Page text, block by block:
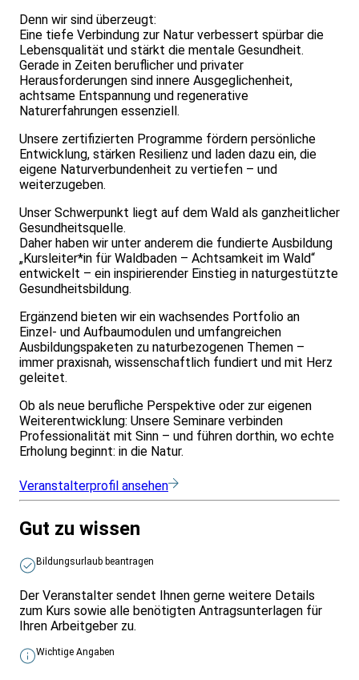
Denn wir sind überzeugt:
Eine tiefe Verbindung zur Natur verbessert spürbar die
Lebensqualität und stärkt die mentale Gesundheit.
Gerade in Zeiten beruflicher und privater
Herausforderungen sind innere Ausgeglichenheit,
achtsame Entspannung und regenerative
Naturerfahrungen essenziell.
Unsere zertifizierten Programme fördern persönliche
Entwicklung, stärken Resilienz und laden dazu ein, die
eigene Naturverbundenheit zu vertiefen – und
weiterzugeben.
Unser Schwerpunkt liegt auf dem Wald als ganzheitlicher
Gesundheitsquelle.
Daher haben wir unter anderem die fundierte Ausbildung
„Kursleiter*in für Waldbaden – Achtsamkeit im Wald“
entwickelt – ein inspirierender Einstieg in naturgestützte
Gesundheitsbildung.
Ergänzend bieten wir ein wachsendes Portfolio an
Einzel- und Aufbaumodulen und umfangreichen
Ausbildungspaketen zu naturbezogenen Themen –
immer praxisnah, wissenschaftlich fundiert und mit Herz
geleitet.
Ob als neue berufliche Perspektive oder zur eigenen
Weiterentwicklung: Unsere Seminare verbinden
Professionalität mit Sinn – und führen dorthin, wo echte
Erholung beginnt: in die Natur.
Veranstalterprofil ansehen
Gut zu wissen
Bildungsurlaub beantragen
Der Veranstalter sendet Ihnen gerne weitere Details
zum Kurs sowie alle benötigten Antragsunterlagen für
Ihren Arbeitgeber zu.
Wichtige Angaben